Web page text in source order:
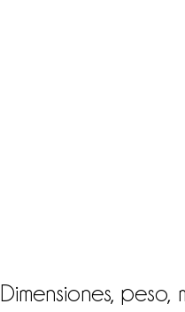
Dimensiones, peso,